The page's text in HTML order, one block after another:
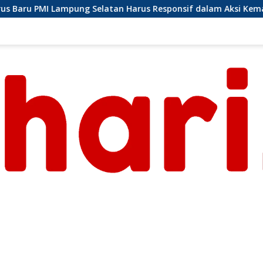
Harus Responsif dalam Aksi Kemanusiaan Ormas